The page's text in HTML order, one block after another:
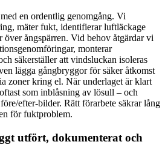
en ordentlig genomgång. Vi
mäter fukt, identifierar luftläckage
över ångspärren. Vid behov åtgärdar vi
monterar
säkerställer att vindsluckan isoleras
lägga gångbryggor för säker åtkomst
zoner kring el. När underlaget är klart
som inblåsning av lösull – och
efter-bilder. Rätt förarbete säkrar lång
för fuktproblem.
utfört, dokumenterat och